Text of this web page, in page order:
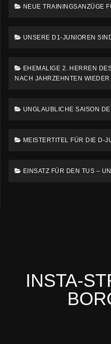
NEUE TRAININGSANZÜGE
UNSERE D1-JUNIOREN
EHEMALIGE 2. HERREN
NACH JAHRZEHNTEN WIEDER
UNGLAUBLICHE SAISON
MEISTERTITEL FÜR DIE D-
EINSATZ FÜR DEN TUS –
INSTA-